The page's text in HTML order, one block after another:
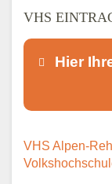
VHS
Hier
VHS Alpen-